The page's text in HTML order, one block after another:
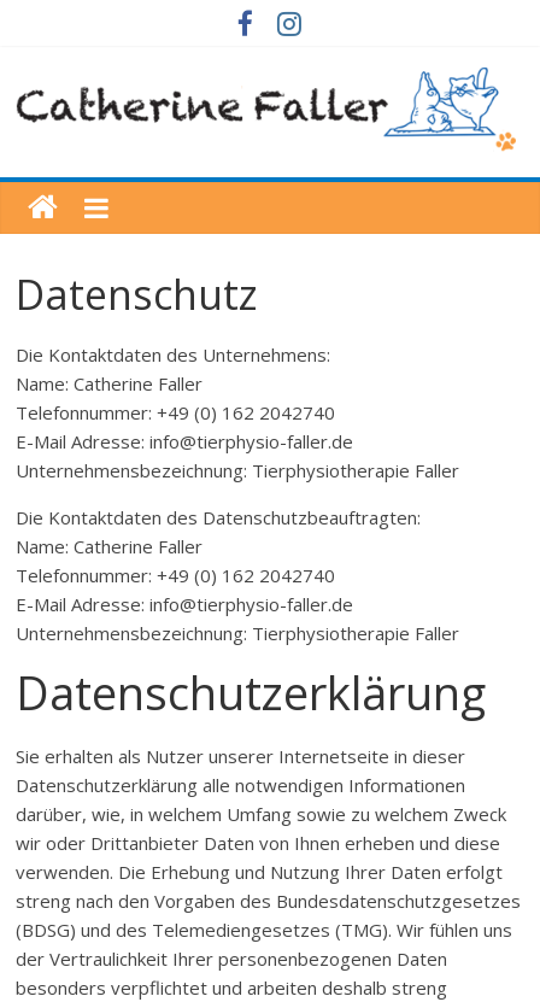
Datenschutz
Die Kontaktdaten des Unternehmens:
Name: Catherine Faller
Telefonnummer: +49 (0) 162 2042740
E-Mail Adresse: info@tierphysio-faller.de
Unternehmensbezeichnung: Tierphysiotherapie Faller
Die Kontaktdaten des Datenschutzbeauftragten:
Name: Catherine Faller
Telefonnummer: +49 (0) 162 2042740
E-Mail Adresse: info@tierphysio-faller.de
Unternehmensbezeichnung: Tierphysiotherapie Faller
Datenschutzerklärung
Sie erhalten als Nutzer unserer Internetseite in dieser
Datenschutzerklärung alle notwendigen Informationen
darüber, wie, in welchem Umfang sowie zu welchem Zweck
wir oder Drittanbieter Daten von Ihnen erheben und diese
verwenden. Die Erhebung und Nutzung Ihrer Daten erfolgt
streng nach den Vorgaben des Bundesdatenschutzgesetzes
(BDSG) und des Telemediengesetzes (TMG). Wir fühlen uns
der Vertraulichkeit Ihrer personenbezogenen Daten
besonders verpflichtet und arbeiten deshalb streng